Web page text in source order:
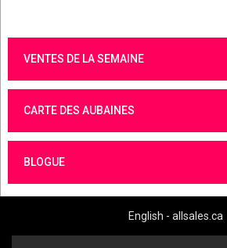
VENTES DE LA SEMAINE
CARTE DES AUBAINES
BLOGUE
English - allsales.ca